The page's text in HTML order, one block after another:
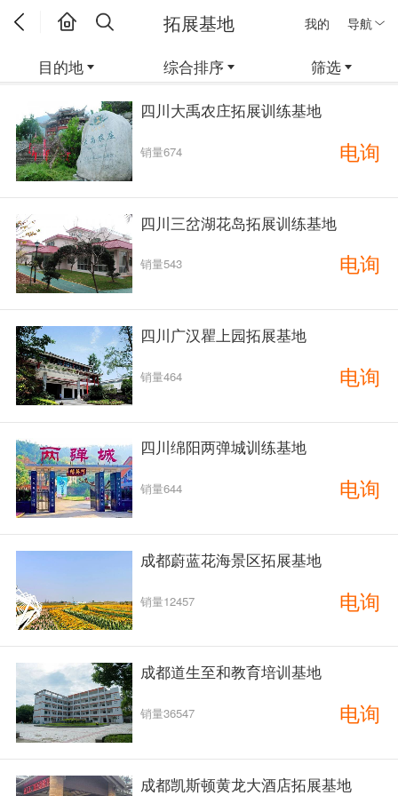
我的 导航
拓展基地
目的地 综合排序 筛选
四川大禹农庄拓展训练基地
销量674 电询
四川三岔湖花岛拓展训练基地
销量543 电询
四川广汉瞿上园拓展基地
销量464 电询
四川绵阳两弹城训练基地
销量644 电询
成都蔚蓝花海景区拓展基地
销量12457 电询
成都道生至和教育培训基地
销量36547 电询
成都凯斯顿黄龙大酒店拓展基地